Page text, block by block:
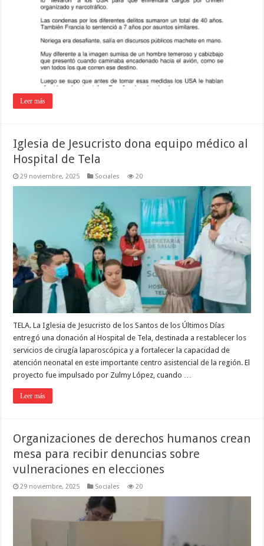
Leer más
Iglesia de Jesucristo dona equipo médico al
Hospital de Tela
29 noviembre, 2025 Sociales 20
TELA. La Iglesia de Jesucristo de los Santos de los Últimos Días
entregó una donación al Hospital de Tela, destinada a restablecer los
servicios de cirugía laparoscópica y a fortalecer la capacidad de
atención neonatal en este importante centro asistencial de la región. El
proyecto fue impulsado por Zulmy López, cuando …
Leer más
Organizaciones de derechos humanos crean
mesa para recibir denuncias sobre
vulneraciones en elecciones
29 noviembre, 2025 Sociales 20